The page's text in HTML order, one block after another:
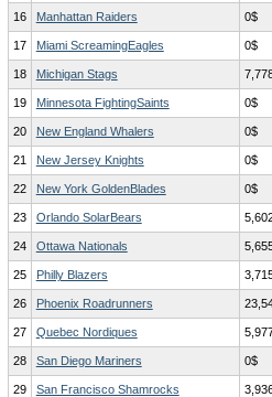
16 Manhattan Raiders 0$
17 Miami ScreamingEagles 0$
18 Michigan Stags
19 Minnesota FightingSaints 0$
20 New England Whalers 0$
21 New Jersey Knights 0$
22 New York GoldenBlades 0$
23 Orlando SolarBears
24 Ottawa Nationals
25 Philly Blazers
26 Phoenix Roadrunners
27 Quebec Nordiques
28 San Diego Mariners 0$
29 San Francisco Shamrocks